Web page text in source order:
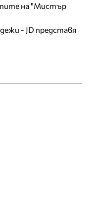
на "Мистър
- JD представя